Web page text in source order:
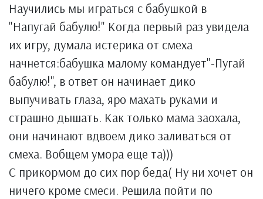
Научились мы играться с бабушкой в
"Напугай бабулю!" Когда первый раз увидела
их игру, думала истерика от смеха
начнется:бабушка малому командует"-Пугай
бабулю!", в ответ он начинает дико
выпучивать глаза, яро махать руками и
страшно дышать. Как только мама заохала,
они начинают вдвоем дико заливаться от
смеха. Вобщем умора еще та)))
С прикормом до сих пор беда( Ну ни хочет он
ничего кроме смеси. Решила пойти по